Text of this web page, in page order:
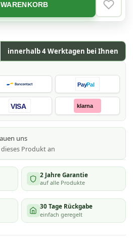
innerhalb 4 Werktagen bei Ihnen
PayPal
VISA klarna
uns
Produkt an
2 Jahre Garantie
auf alle Produkte
30 Tage Rückgabe
einfach geregelt